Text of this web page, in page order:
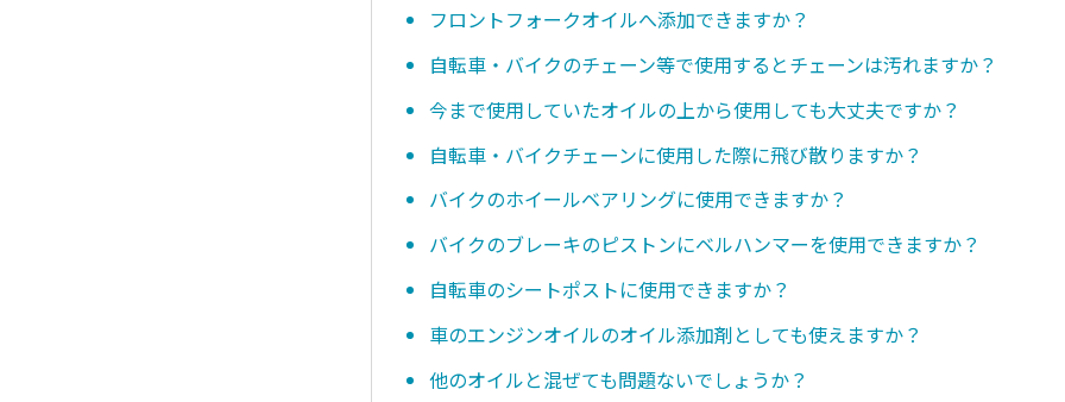
フロントフォークオイルへ添加できますか？
自転車・バイクのチェーン等で使用するとチェーンは汚れますか？
今まで使用していたオイルの上から使用しても大丈夫ですか？
自転車・バイクチェーンに使用した際に飛び散りますか？
バイクのホイールベアリングに使用できますか？
バイクのブレーキのピストンにベルハンマーを使用できますか？
自転車のシートポストに使用できますか？
車のエンジンオイルのオイル添加剤としても使えますか？
他のオイルと混ぜても問題ないでしょうか？